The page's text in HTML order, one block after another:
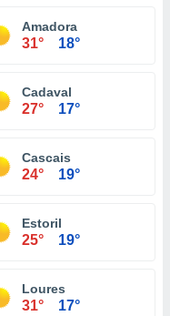
Amadora
31° 18°
Cadaval
27° 17°
Cascais
24° 19°
Estoril
25° 19°
Loures
31° 17°